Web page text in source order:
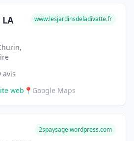
LA
www.lesjardinsdeladivatte.fr
avis
web 📍 Google Maps
2spaysage.wordpress.com